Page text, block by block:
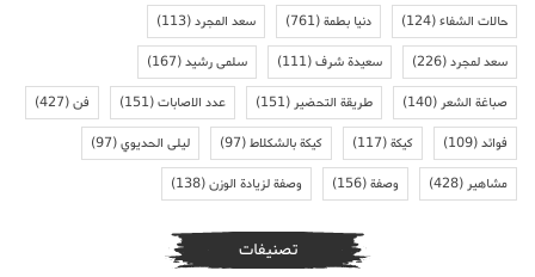
حالات الشفاء(124) دنيا بطمة(761) سعد المجرد(113)
سعد لمجرد(226) سعيدة شرف(111) سلمى رشيد(167)
صباغة الشعر(140) طريقة التحضير(151) عدد الاصابات(151) فن(427)
فوائد(109) كيكة(117) كيكة بالشكلاط(97) ليلى الحديوي(97)
مشاهير(428) وصفة(156) وصفة لزيادة الوزن(138)
تصنيفات